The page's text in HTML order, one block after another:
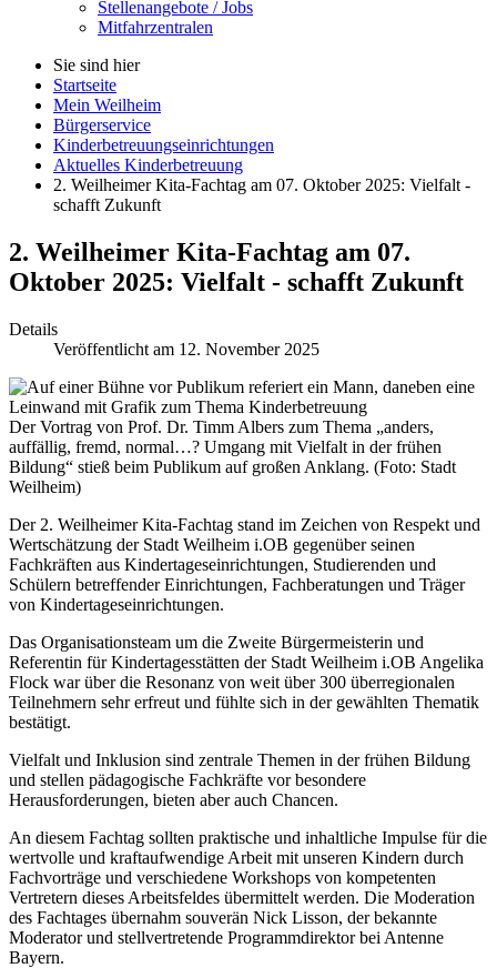
Stellenangebote / Jobs
Mitfahrzentralen
Sie sind hier
Startseite
Mein Weilheim
Bürgerservice
Kinderbetreuungseinrichtungen
Aktuelles Kinderbetreuung
2. Weilheimer Kita-Fachtag am 07. Oktober 2025: Vielfalt -
schafft Zukunft
2. Weilheimer Kita-Fachtag am 07.
Oktober 2025: Vielfalt - schafft Zukunft
Details
Veröffentlicht am 12. November 2025
Der Vortrag von Prof. Dr. Timm Albers zum Thema „anders,
auffällig, fremd, normal…? Umgang mit Vielfalt in der frühen
Bildung“ stieß beim Publikum auf großen Anklang. (Foto: Stadt
Weilheim)
Der 2. Weilheimer Kita-Fachtag stand im Zeichen von Respekt und
Wertschätzung der Stadt Weilheim i.OB gegenüber seinen
Fachkräften aus Kindertageseinrichtungen, Studierenden und
Schülern betreffender Einrichtungen, Fachberatungen und Träger
von Kindertageseinrichtungen.
Das Organisationsteam um die Zweite Bürgermeisterin und
Referentin für Kindertagesstätten der Stadt Weilheim i.OB Angelika
Flock war über die Resonanz von weit über 300 überregionalen
Teilnehmern sehr erfreut und fühlte sich in der gewählten Thematik
bestätigt.
Vielfalt und Inklusion sind zentrale Themen in der frühen Bildung
und stellen pädagogische Fachkräfte vor besondere
Herausforderungen, bieten aber auch Chancen.
An diesem Fachtag sollten praktische und inhaltliche Impulse für die
wertvolle und kraftaufwendige Arbeit mit unseren Kindern durch
Fachvorträge und verschiedene Workshops von kompetenten
Vertretern dieses Arbeitsfeldes übermittelt werden. Die Moderation
des Fachtages übernahm souverän Nick Lisson, der bekannte
Moderator und stellvertretende Programmdirektor bei Antenne
Bayern.